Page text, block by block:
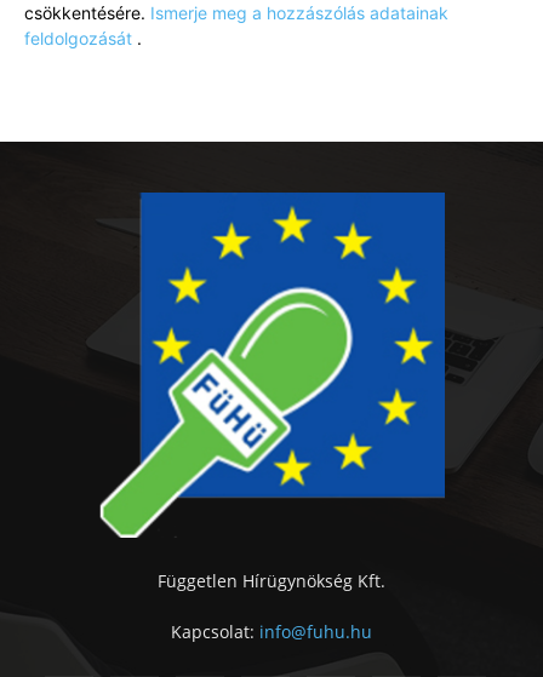
csökkentésére. Ismerje meg a hozzászólás adatainak
feldolgozását .
Független Hírügynökség Kft.
Kapcsolat: info@fuhu.hu